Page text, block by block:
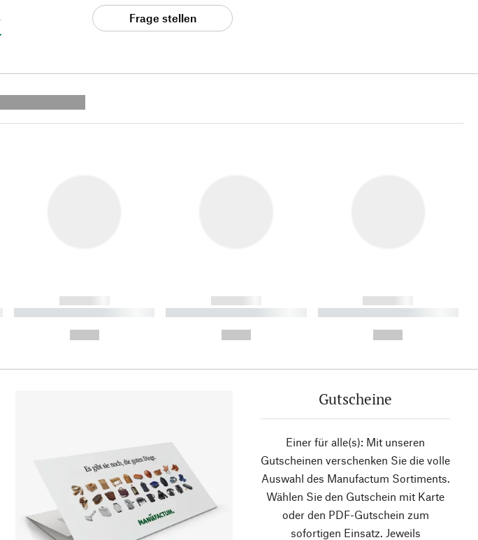
Frage stellen
------------
----------- ----------- ----------
------------
----------- ----------- ----------
------------
----------- ----------- ----------
Gutscheine
Einer für alle(s): Mit unseren
Gutscheinen verschenken Sie die volle
Auswahl des Manufactum Sortiments.
Wählen Sie den Gutschein mit Karte
oder den PDF-Gutschein zum
sofortigen Einsatz. Jeweils